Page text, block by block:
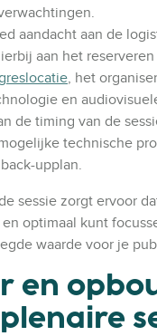
aandacht aan de
aan het
, het
en
de timing van de
technische
upplan.
sessie zorgt ervoor
optimaal kunt
waarde voor je
en